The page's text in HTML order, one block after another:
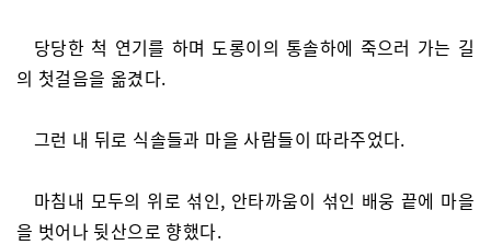
당당한 척 연기를 하며 도롱이의 통솔하에 죽으러 가는 길
의 첫걸음을 옮겼다.
그런 내 뒤로 식솔들과 마을 사람들이 따라주었다.
마침내 모두의 위로 섞인, 안타까움이 섞인 배웅 끝에 마을
을 벗어나 뒷산으로 향했다.